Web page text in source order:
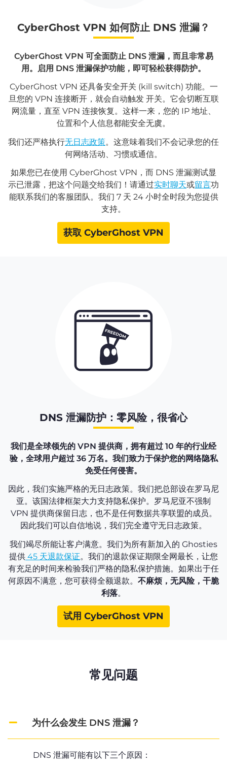
CyberGhost VPN 如何防止 DNS 泄漏？
CyberGhost VPN 可全面防止 DNS 泄漏，而且非常易
用。启用 DNS 泄漏保护功能，即可轻松获得防护。
CyberGhost VPN 还具备安全开关 (kill switch) 功能。一
旦您的 VPN 连接断开，就会自动触发 开关。它会切断互联
网流量，直至 VPN 连接恢复。这样一来，您的 IP 地址、
位置和个人信息都能安全无虞。
我们还严格执行无日志政策。这意味着我们不会记录您的任
何网络活动、习惯或通信。
如果您已在使用 CyberGhost VPN，而 DNS 泄漏测试显
示已泄露，把这个问题交给我们！请通过实时聊天或留言功
能联系我们的客服团队。我们 7 天 24 小时全时段为您提供
支持。
获取 CyberGhost VPN
DNS 泄漏防护：零风险，很省心
我们是全球领先的 VPN 提供商，拥有超过 10 年的行业经
验，全球用户超过 36 万名。我们致力于保护您的网络隐私
免受任何侵害。
因此，我们实施严格的无日志政策。我们把总部设在罗马尼
亚。该国法律框架大力支持隐私保护。罗马尼亚不强制
VPN 提供商保留日志，也不是任何数据共享联盟的成员。
因此我们可以自信地说，我们完全遵守无日志政策。
我们竭尽所能让客户满意。我们为所有新加入的 Ghosties
提供 45 天退款保证。我们的退款保证期限全网最长，让您
有充足的时间来检验我们严格的隐私保护措施。如果出于任
何原因不满意，您可获得全额退款。 不麻烦，无风险，干脆
利落。
试用 CyberGhost VPN
常见问题
为什么会发生 DNS 泄漏？
DNS 泄漏可能有以下三个原因：